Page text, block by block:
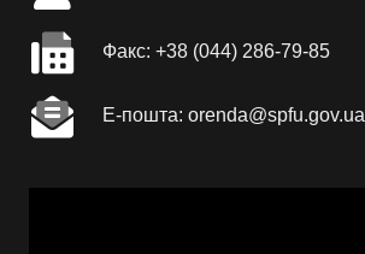
Факc: +38 (044) 286-79-85
Е-пошта: orenda@spfu.gov.ua